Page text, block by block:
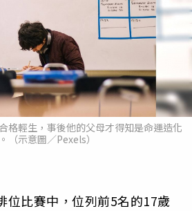
格輕生，事後他的父母才得知是命運造化
（示意圖／Pexels）
位比賽中，位列前5名的17歲